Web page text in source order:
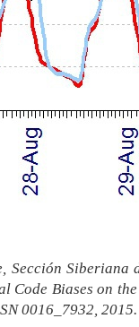
Sección Siberiana
Code Biases on
0016_7932, 2015.